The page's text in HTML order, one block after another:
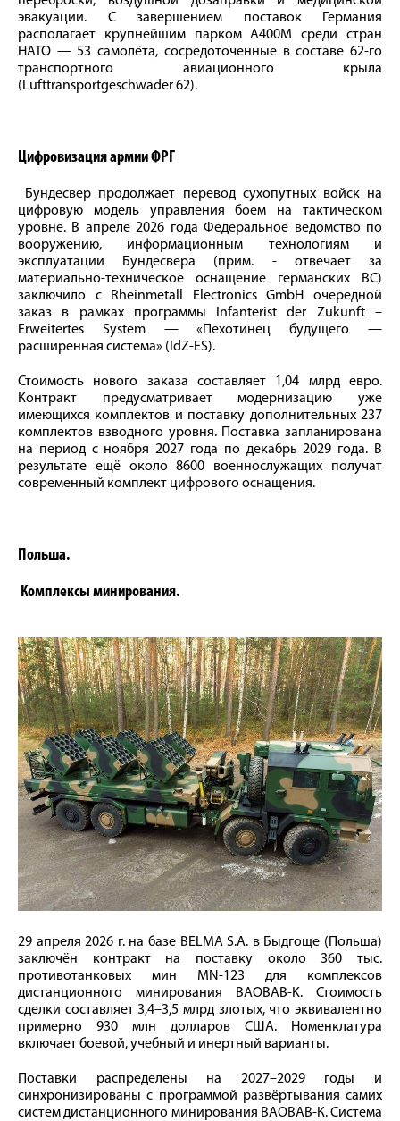
эвакуации. С завершением поставок Германия
располагает крупнейшим парком A400M среди стран
НАТО — 53 самолёта, сосредоточенные в составе 62-го
транспортного авиационного крыла
(Lufttransportgeschwader 62).
Цифровизация армии ФРГ
Бундесвер продолжает перевод сухопутных войск на
цифровую модель управления боем на тактическом
уровне. В апреле 2026 года Федеральное ведомство по
вооружению, информационным технологиям и
эксплуатации Бундесвера (прим. - отвечает за
материально-техническое оснащение германских ВС)
заключило с Rheinmetall Electronics GmbH очередной
заказ в рамках программы Infanterist der Zukunft –
Erweitertes System — «Пехотинец будущего —
расширенная система» (IdZ-ES).
Стоимость нового заказа составляет 1,04 млрд евро.
Контракт предусматривает модернизацию уже
имеющихся комплектов и поставку дополнительных 237
комплектов взводного уровня. Поставка запланирована
на период с ноября 2027 года по декабрь 2029 года. В
результате ещё около 8600 военнослужащих получат
современный комплект цифрового оснащения.
Польша.
Комплексы минирования.
29 апреля 2026 г. на базе BELMA S.A. в Быдгоще (Польша)
заключён контракт на поставку около 360 тыс.
противотанковых мин MN-123 для комплексов
дистанционного минирования BAOBAB-K. Стоимость
сделки составляет 3,4–3,5 млрд злотых, что эквивалентно
примерно 930 млн долларов США. Номенклатура
включает боевой, учебный и инертный варианты.
Поставки распределены на 2027–2029 годы и
синхронизированы с программой развёртывания самих
систем дистанционного минирования BAOBAB-К. Система